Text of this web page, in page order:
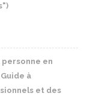
en
à
et des